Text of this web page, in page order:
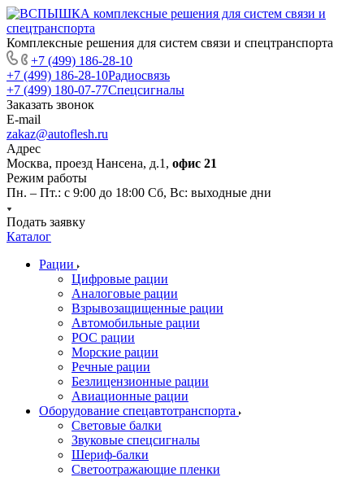
Комплексные решения для систем связи и спецтранспорта
+7 (499) 186-28-10
+7 (499) 186-28-10Радиосвязь
+7 (499) 180-07-77Спецсигналы
Заказать звонок
E-mail
zakaz@autoflesh.ru
Адрес
Москва, проезд Нансена, д.1, офис 21
Режим работы
Пн. – Пт.: с 9:00 до 18:00 Cб, Вс: выходные дни
Подать заявку
Каталог
Рации
Цифровые рации
Аналоговые рации
Взрывозащищенные рации
Автомобильные рации
POC рации
Морские рации
Речные рации
Безлицензионные рации
Авиационные рации
Оборудование спецавтотранспорта
Световые балки
Звуковые спецсигналы
Шериф-балки
Светоотражающие пленки